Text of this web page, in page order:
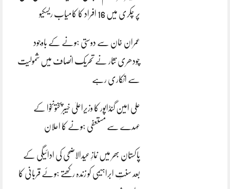
پر چکری میں 16 افراد کا کامیاب ریسکیو
عمران خان سے دوستی ہونے کے باوجود
چودھری نثار نے تحریک انصاف میں شمولیت
سے انکاری رہے
علی امین گنڈاپور کا وزیراعلیٰ خیبرپختونخوا کے
عہدے سے مستعفی ہونے کا اعلان
پاکستان بھر میں نمازِ عیدالاضحی کی ادائیگی کے
بعد سنتِ ابراہیمی کو زندہ رکھتے ہوئے قربانی کا